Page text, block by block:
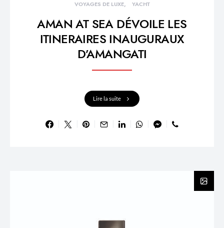
VOYAGES DE LUXE
YACHT
AMAN AT SEA DÉVOILE LES
ITINERAIRES INAUGURAUX
D’AMANGATI
Lire la suite